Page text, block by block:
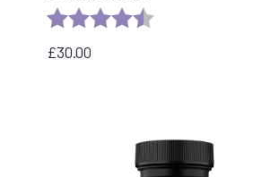
Evaluation :
£30.00